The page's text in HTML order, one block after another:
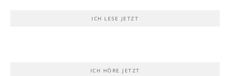
ICH LESE JETZT
ICH HÖRE JETZT